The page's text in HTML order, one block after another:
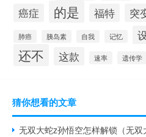
癌症 的是 福特 突
肺癌 胰岛素 自我 记忆
还不 这款 速率 遗传学
猜你想看的文章
无双大蛇z孙悟空怎样解锁（无双